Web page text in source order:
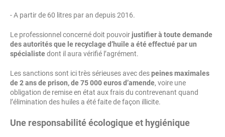
- A partir de 60 litres par an depuis 2016.
Le professionnel concerné doit pouvoir justifier à toute demande
des autorités que le recyclage d’huile a été effectué par un
spécialistedont il aura vérifié l’agrément.
Les sanctions sont ici très sérieuses avec despeines maximales
de 2 ans de prison, de 75 000 euros d’amende, voire une
obligation de remise en état aux frais du contrevenant quand
l’élimination des huiles a été faite de façon illicite.
Une responsabilité écologique et hygiénique